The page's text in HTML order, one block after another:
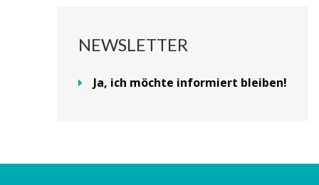
NEWSLETTER
Ja, ich möchte informiert bleiben!